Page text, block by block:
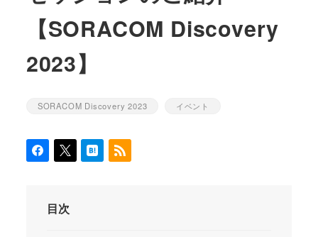
【SORACOM Discovery
2023】
カテゴリー
SORACOM Discovery 2023 カテゴリー
イベント
目次